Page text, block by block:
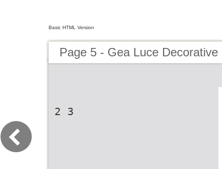
Basic HTML Version
Page 5 - Gea Luce Decorative
2 3